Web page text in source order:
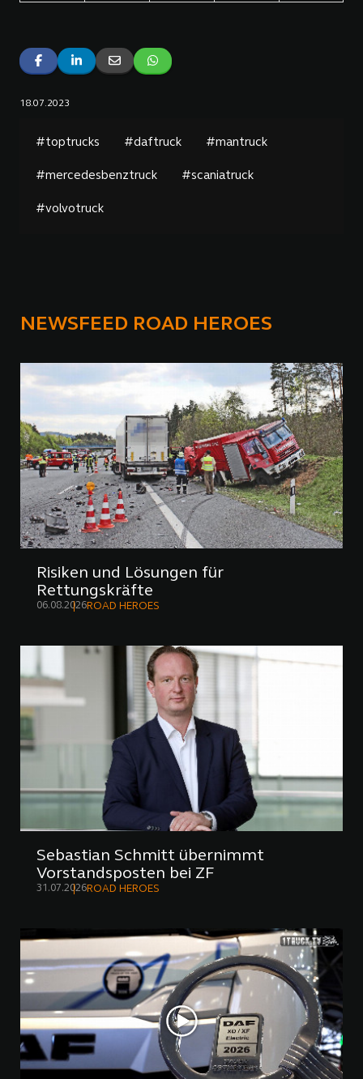
18.07.2023
#toptrucks #daftruck #mantruck
#mercedesbenztruck #scaniatruck
#volvotruck
NEWSFEED ROAD HEROES
Risiken und Lösungen für
Rettungskräfte
06.08.2026ROAD HEROES
Sebastian Schmitt übernimmt
Vorstandsposten bei ZF
31.07.2026ROAD HEROES